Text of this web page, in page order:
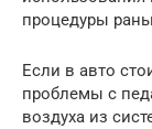
процедуры
Если в авто
проблемы с
воздуха из